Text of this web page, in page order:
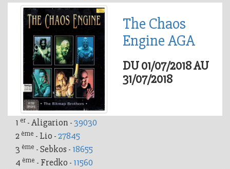
The Chaos
Engine AGA
DU 01/07/2018 AU
31/07/2018
1 er - Aligarion -39030
2 ème - Lio -27845
3 ème - Sebkos - 18655
4 ème - Fredko - 11560